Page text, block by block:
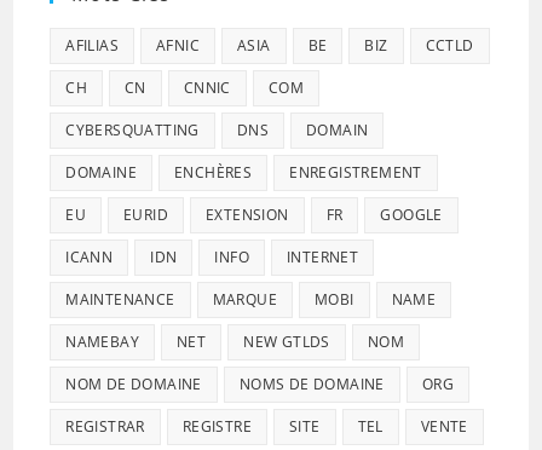
AFILIAS AFNIC ASIA BE BIZ CCTLD
CH CN CNNIC COM
CYBERSQUATTING DNS DOMAIN
DOMAINE ENCHÈRES ENREGISTREMENT
EU EURID EXTENSION FR GOOGLE
ICANN IDN INFO INTERNET
MAINTENANCE MARQUE MOBI NAME
NAMEBAY NET NEW GTLDS NOM
NOM DE DOMAINE NOMS DE DOMAINE ORG
REGISTRAR REGISTRE SITE TEL VENTE